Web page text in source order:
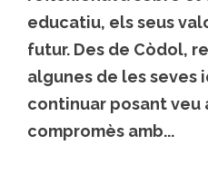
educatiu, els seus
futur. Des de Còdol,
algunes de les seves
continuar posant veu
compromès amb...